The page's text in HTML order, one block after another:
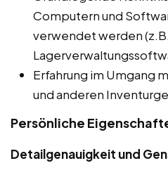
Computern und
verwendet werden (z.B.
Erfahrung im Umgang
und anderen
Persönliche
Detailgenauigkeit und